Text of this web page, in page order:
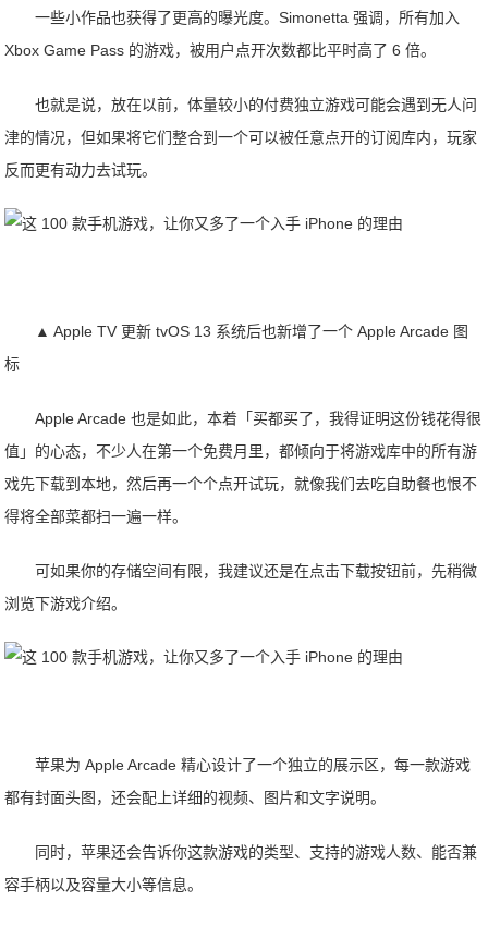
一些小作品也获得了更高的曝光度。Simonetta 强调，所有加入
Xbox Game Pass 的游戏，被用户点开次数都比平时高了 6 倍。
也就是说，放在以前，体量较小的付费独立游戏可能会遇到无人问
津的情况，但如果将它们整合到一个可以被任意点开的订阅库内，玩家
反而更有动力去试玩。
▲ Apple TV 更新 tvOS 13 系统后也新增了一个 Apple Arcade 图
标
Apple Arcade 也是如此，本着「买都买了，我得证明这份钱花得很
值」的心态，不少人在第一个免费月里，都倾向于将游戏库中的所有游
戏先下载到本地，然后再一个个点开试玩，就像我们去吃自助餐也恨不
得将全部菜都扫一遍一样。
可如果你的存储空间有限，我建议还是在点击下载按钮前，先稍微
浏览下游戏介绍。
苹果为 Apple Arcade 精心设计了一个独立的展示区，每一款游戏
都有封面头图，还会配上详细的视频、图片和文字说明。
同时，苹果还会告诉你这款游戏的类型、支持的游戏人数、能否兼
容手柄以及容量大小等信息。